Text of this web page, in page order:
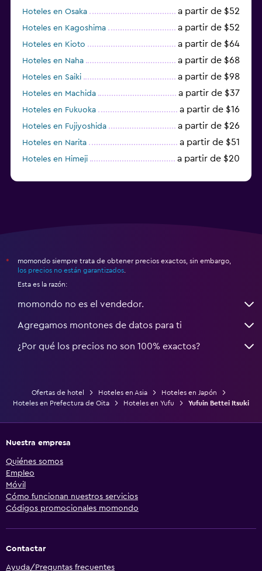
Hoteles en Osaka a partir de $52
Hoteles en Kagoshima a partir de $52
Hoteles en Kioto a partir de $64
Hoteles en Naha a partir de $68
Hoteles en Saiki a partir de $98
Hoteles en Machida a partir de $37
Hoteles en Fukuoka a partir de $16
Hoteles en Fujiyoshida a partir de $26
Hoteles en Narita a partir de $51
Hoteles en Himeji a partir de $20
*
momondo siempre trata de obtener precios exactos, sin embargo,
los precios no están garantizados
Esta es la razón:
momondo no es el vendedor.
Agregamos montones de datos para ti
¿Por qué los precios no son 100% exactos?
Ofertas de hotel Hoteles en Asia
Hoteles en Japón
Hoteles en Prefectura de Oita
Hoteles en Yufu Yufuin Bettei Itsuki
Nuestra empresa
Quiénes somos
Empleo
Móvil
Cómo funcionan nuestros servicios
Códigos promocionales momondo
Contactar
Ayuda/Preguntas frecuentes